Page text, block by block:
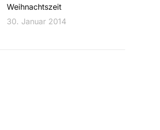
Weihnachtszeit
30. Januar 2014